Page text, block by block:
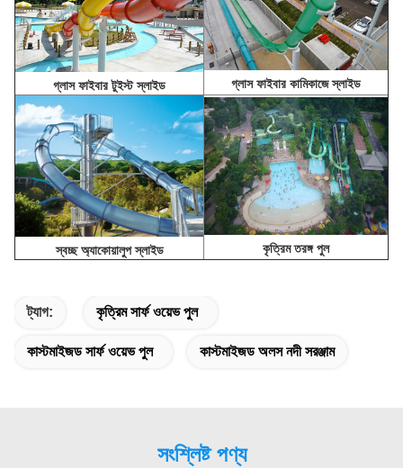
গ্লাস ফাইবার টুইস্ট স্লাইড গ্লাস ফাইবার কামিকাজে স্লাইড
স্বচ্ছ অ্যাকোয়ালুপ স্লাইড কৃত্রিম তরঙ্গ পুল
ট্যাগ: কৃত্রিম সার্ফ ওয়েভ পুল
কাস্টমাইজড সার্ফ ওয়েভ পুল কাস্টমাইজড অলস নদী সরঞ্জাম
সংশ্লিষ্ট পণ্য